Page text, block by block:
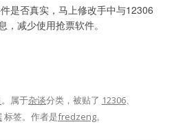
。属于杂谈分类，被贴了 12306、
标签。 作者是fredzeng。